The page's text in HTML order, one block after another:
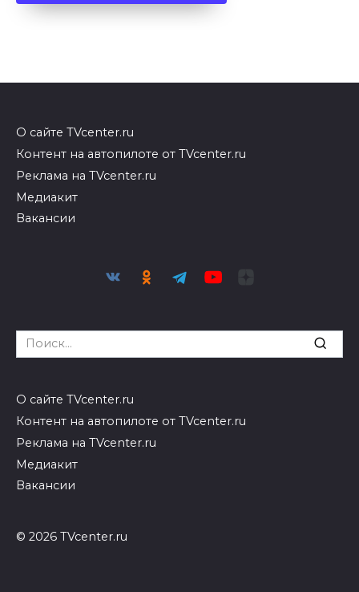
О сайте TVcenter.ru
Контент на автопилоте от TVcenter.ru
Реклама на TVcenter.ru
Медиакит
Вакансии
Search
for:
О сайте TVcenter.ru
Контент на автопилоте от TVcenter.ru
Реклама на TVcenter.ru
Медиакит
Вакансии
© 2026 TVcenter.ru